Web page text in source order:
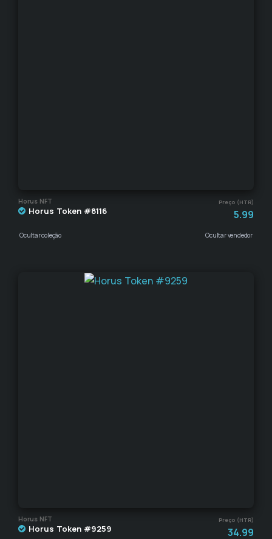
Horus NFT Preço (HTR)
Horus Token #8116 5.99
Ocultar coleção Ocultar vendedor
Horus NFT Preço (HTR)
Horus Token #9259 34.99